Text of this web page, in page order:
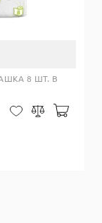
8 ШТ. В
В закладки
Сравнить